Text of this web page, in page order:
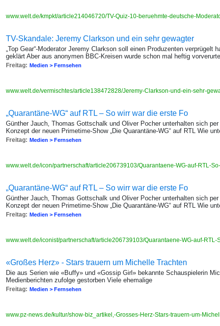
www.welt.de/kmpkt/article214046720/TV-Quiz-10-beruehmte-deutsche-
TV-Skandale: Jeremy Clarkson und ein sehr gewagter
„Top Gear“-Moderator Jeremy Clarkson soll einen Produzenten verprügelt
geklärt Aber aus anonymen BBC-Kreisen wurde schon mal heftig
Freitag: Medien > Fernsehen
www.welt.de/vermischtes/article138472828/Jeremy-Clarkson-und-ein-sehr-
„Quarantäne-WG“ auf RTL – So wirr war die erste Fo
Günther Jauch, Thomas Gottschalk und Oliver Pocher unterhalten sich
Konzept der neuen Primetime-Show „Die Quarantäne-WG“ auf RTL Wie
Freitag: Medien > Fernsehen
www.welt.de/icon/partnerschaft/article206739103/Quarantaene-WG-auf-RTL-
„Quarantäne-WG“ auf RTL – So wirr war die erste Fo
Günther Jauch, Thomas Gottschalk und Oliver Pocher unterhalten sich
Konzept der neuen Primetime-Show „Die Quarantäne-WG“ auf RTL Wie
Freitag: Medien > Fernsehen
www.welt.de/iconist/partnerschaft/article206739103/Quarantaene-WG-auf-
«Großes Herz» - Stars trauern um Michelle Trachten
Die aus Serien wie «Buffy» und «Gossip Girl» bekannte Schauspielerin
Medienberichten zufolge gestorben Viele ehemalige
Freitag: Medien > Fernsehen
www.pz-news.de/kultur/show-biz_artikel,-Grosses-Herz-Stars-trauern-um-